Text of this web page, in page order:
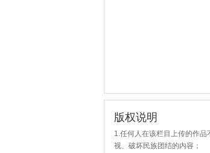
版权说明
1.任何人在该栏目上传的作
视、破坏民族团结的内容；